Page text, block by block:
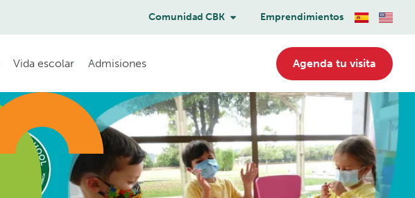
Comunidad CBK Emprendimientos
Vida escolar Admisiones Agenda tu visita